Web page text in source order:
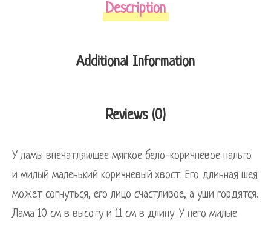
Description
Additional Information
Reviews (0)
У ламы впечатляющее мягкое бело-коричневое пальто
и милый маленький коричневый хвост. Его длинная шея
может согнуться, его лицо счастливое, а уши гордятся.
Лама 10 см в высоту и 11 см в длину. У него милые